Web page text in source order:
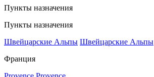
Пункты назначения
Пункты назначения
Швейцарские Альпы Швейцарские Альпы
Франция